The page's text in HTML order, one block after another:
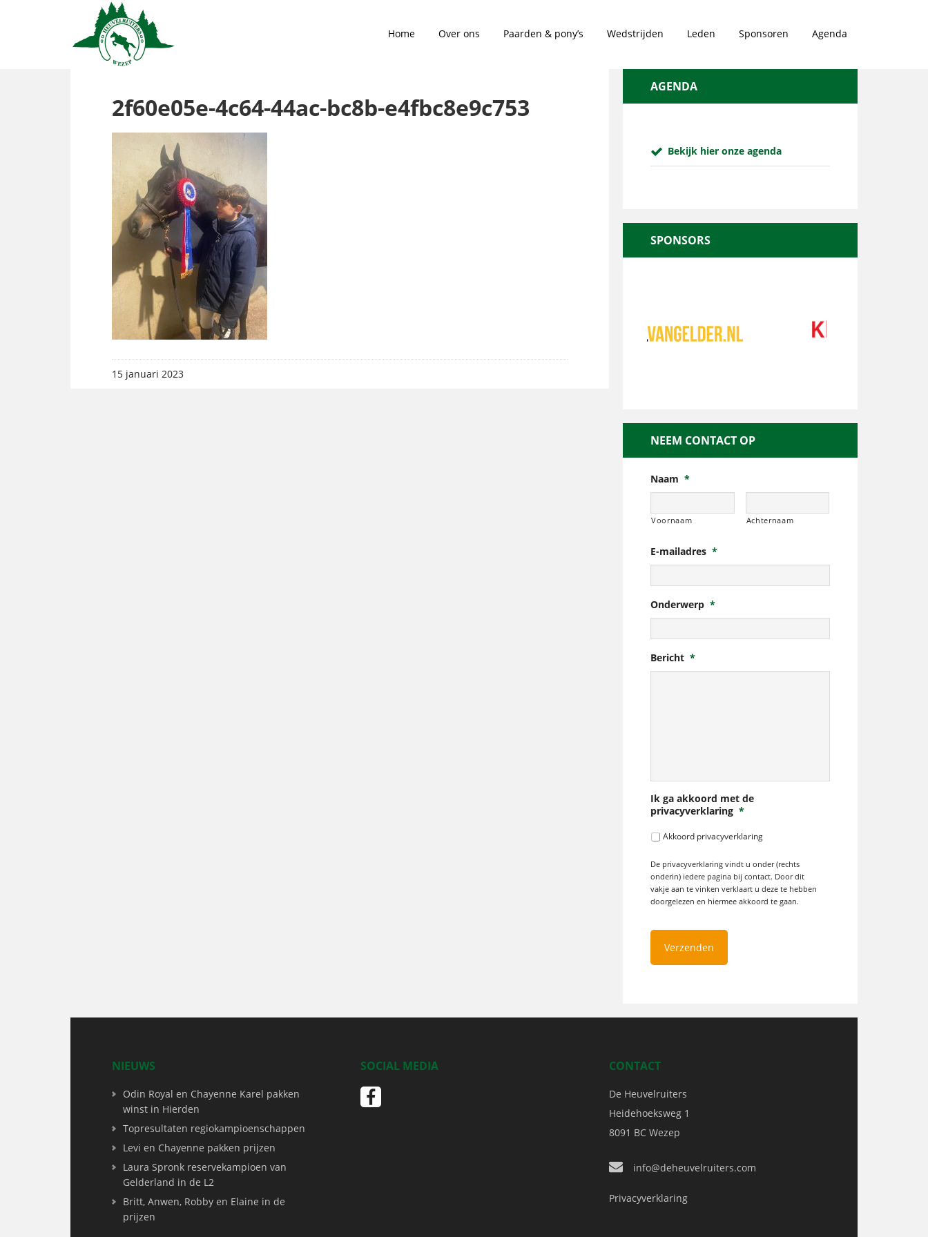
Home Over ons Paarden & pony’s Wedstrijden Leden Sponsoren Agenda
2f60e05e-4c64-44ac-bc8b-e4fbc8e9c753
15 januari 2023
AGENDA
Bekijk hier onze agenda
SPONSORS
NEEM CONTACT OP
Naam *
Voornaam Achternaam
E-mailadres *
Onderwerp *
Bericht *
Ik ga akkoord met de
privacyverklaring *
Akkoord privacyverklaring
De privacyverklaring vindt u onder (rechts
onderin) iedere pagina bij contact. Door dit
vakje aan te vinken verklaart u deze te hebben
doorgelezen en hiermee akkoord te gaan.
NIEUWS
Odin Royal en Chayenne Karel pakken
winst in Hierden
Topresultaten regiokampioenschappen
Levi en Chayenne pakken prijzen
Laura Spronk reservekampioen van
Gelderland in de L2
Britt, Anwen, Robby en Elaine in de
prijzen
SOCIAL MEDIA CONTACT
De Heuvelruiters
Heidehoeksweg 1
8091 BC Wezep
info@deheuvelruiters.com
Privacyverklaring